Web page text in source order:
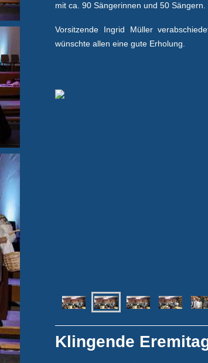
mit ca. 90 Sängerinnen und 50 Sängern.
Vorsitzende Ingrid Müller
wünschte allen eine gute Erholung.
Klingende